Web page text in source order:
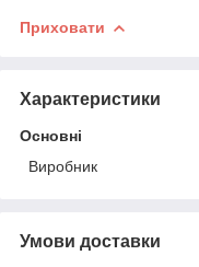
Приховати
Характеристики
Основні
Виробник
Умови доставки